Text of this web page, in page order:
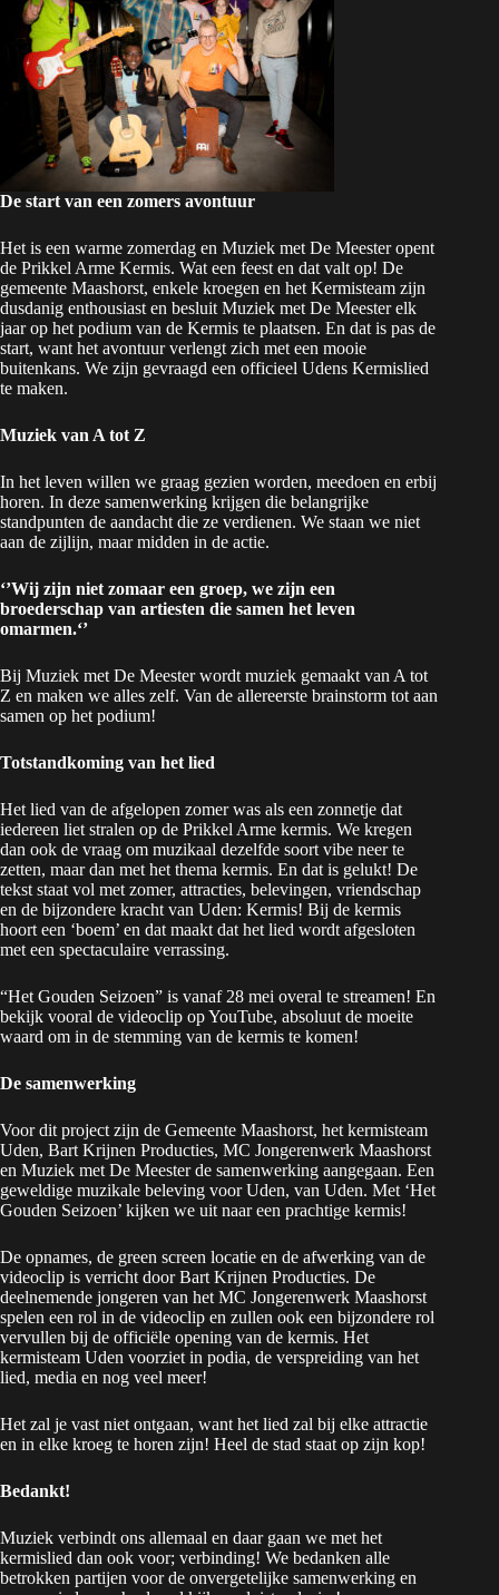
De start van een zomers avontuur
Het is een warme zomerdag en Muziek met De Meester opent
de Prikkel Arme Kermis. Wat een feest en dat valt op! De
gemeente Maashorst, enkele kroegen en het Kermisteam zijn
dusdanig enthousiast en besluit Muziek met De Meester elk
jaar op het podium van de Kermis te plaatsen. En dat is pas de
start, want het avontuur verlengt zich met een mooie
buitenkans. We zijn gevraagd een officieel Udens Kermislied
te maken.
Muziek van A tot Z
In het leven willen we graag gezien worden, meedoen en erbij
horen. In deze samenwerking krijgen die belangrijke
standpunten de aandacht die ze verdienen. We staan we niet
aan de zijlijn, maar midden in de actie.
‘’Wij zijn niet zomaar een groep, we zijn een
broederschap van artiesten die samen het leven
omarmen.‘’
Bij Muziek met De Meester wordt muziek gemaakt van A tot
Z en maken we alles zelf. Van de allereerste brainstorm tot aan
samen op het podium!
Totstandkoming van het lied
Het lied van de afgelopen zomer was als een zonnetje dat
iedereen liet stralen op de Prikkel Arme kermis. We kregen
dan ook de vraag om muzikaal dezelfde soort vibe neer te
zetten, maar dan met het thema kermis. En dat is gelukt! De
tekst staat vol met zomer, attracties, belevingen, vriendschap
en de bijzondere kracht van Uden: Kermis! Bij de kermis
hoort een ‘boem’ en dat maakt dat het lied wordt afgesloten
met een spectaculaire verrassing.
“Het Gouden Seizoen” is vanaf 28 mei overal te streamen! En
bekijk vooral de videoclip op YouTube, absoluut de moeite
waard om in de stemming van de kermis te komen!
De samenwerking
Voor dit project zijn de Gemeente Maashorst, het kermisteam
Uden, Bart Krijnen Producties, MC Jongerenwerk Maashorst
en Muziek met De Meester de samenwerking aangegaan. Een
geweldige muzikale beleving voor Uden, van Uden. Met ‘Het
Gouden Seizoen’ kijken we uit naar een prachtige kermis!
De opnames, de green screen locatie en de afwerking van de
videoclip is verricht door Bart Krijnen Producties. De
deelnemende jongeren van het MC Jongerenwerk Maashorst
spelen een rol in de videoclip en zullen ook een bijzondere rol
vervullen bij de officiële opening van de kermis. Het
kermisteam Uden voorziet in podia, de verspreiding van het
lied, media en nog veel meer!
Het zal je vast niet ontgaan, want het lied zal bij elke attractie
en in elke kroeg te horen zijn! Heel de stad staat op zijn kop!
Bedankt!
Muziek verbindt ons allemaal en daar gaan we met het
kermislied dan ook voor; verbinding! We bedanken alle
betrokken partijen voor de onvergetelijke samenwerking en